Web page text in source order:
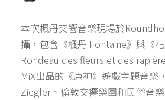
本次楓丹交響音樂現場於
攝，包含《楓丹 Fontaine》與《
Rondeau des fleurs et des
MiX出品的《原神》遊戲主題音樂
Ziegler、倫敦交響樂團和民俗音